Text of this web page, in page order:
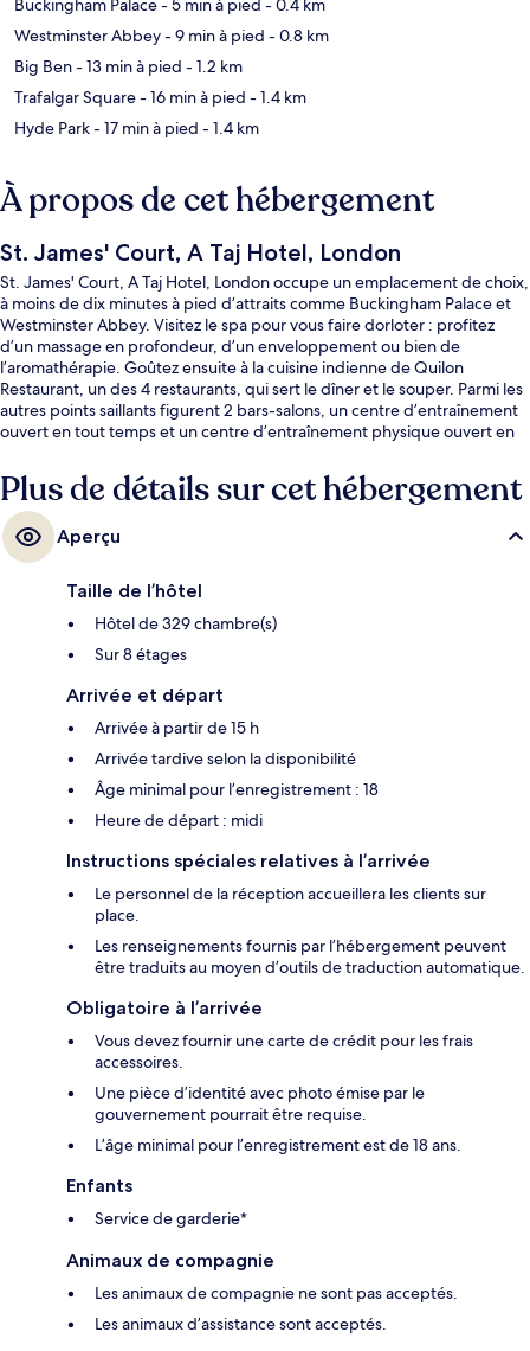
Buckingham Palace- 5 min à pied - 0.4 km
Westminster Abbey- 9 min à pied - 0.8 km
Big Ben- 13 min à pied - 1.2 km
Trafalgar Square- 16 min à pied - 1.4 km
Hyde Park- 17 min à pied - 1.4 km
À propos de cet hébergement
St. James' Court, A Taj Hotel, London
St. James' Court, A Taj Hotel, London occupe un emplacement de choix,
à moins de dix minutes à pied d’attraits comme Buckingham Palace et
Westminster Abbey. Visitez le spa pour vous faire dorloter : profitez
d’un massage en profondeur, d’un enveloppement ou bien de
l’aromathérapie. Goûtez ensuite à la cuisine indienne de Quilon
Restaurant, un des 4 restaurants, qui sert le dîner et le souper. Parmi les
autres points saillants figurent 2 bars-salons, un centre d’entraînement
ouvert en tout temps et un centre d’entraînement physique ouvert en
pour les sites touristiques, mais aussi pour la proximité au transport en
commun : Station de métro St. James's Park est à 3 minutes à pied et
Station de métro Victoria, à 8 minutes à pied.
Plus de détails sur cet hébergement
Aperçu
Taille de l’hôtel
Hôtel de 329 chambre(s)
Sur 8 étages
Arrivée et départ
Arrivée à partir de 15 h
Arrivée tardive selon la disponibilité
Âge minimal pour l’enregistrement : 18
Heure de départ : midi
Instructions spéciales relatives à l’arrivée
Le personnel de la réception accueillera les clients sur
place.
Les renseignements fournis par l’hébergement peuvent
être traduits au moyen d’outils de traduction automatique.
Obligatoire à l’arrivée
Vous devez fournir une carte de crédit pour les frais
accessoires.
Une pièce d’identité avec photo émise par le
gouvernement pourrait être requise.
L’âge minimal pour l’enregistrement est de 18 ans.
Enfants
Service de garderie*
Animaux de compagnie
Les animaux de compagnie ne sont pas acceptés.
Les animaux d’assistance sont acceptés.